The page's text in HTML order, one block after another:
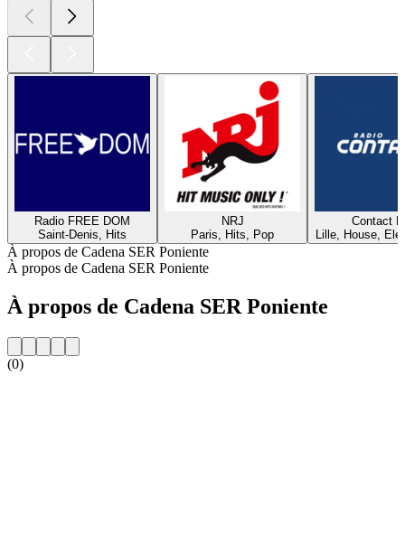
Radio FREE DOM
Saint-Denis, Hits
NRJ
Paris, Hits, Pop
Contact
Lille, House,
À propos de Cadena SER Poniente
À propos de Cadena SER Poniente
À propos de Cadena SER Poniente
(0)